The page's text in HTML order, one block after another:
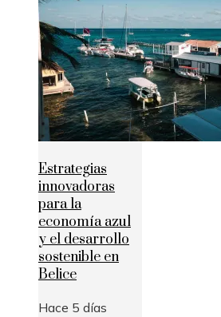
Estrategias
innovadoras
para la
economía azul
y el desarrollo
sostenible en
Belice
Hace 5 días